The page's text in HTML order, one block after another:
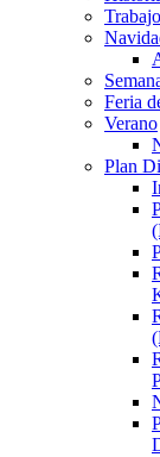
Feria
Verano
Plan